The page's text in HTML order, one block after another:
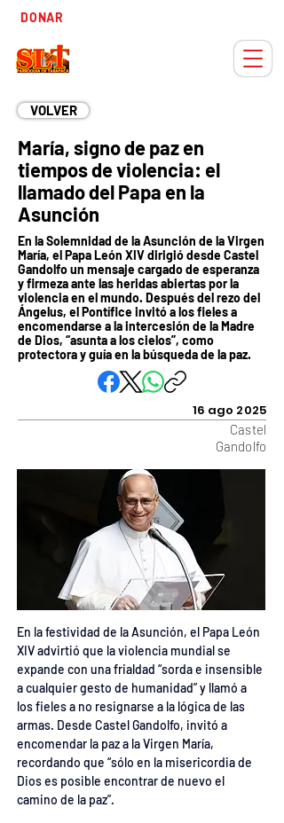
DONAR
VOLVER
María, signo de paz en
tiempos de violencia: el
llamado del Papa en la
Asunción
En la Solemnidad de la Asunción de la Virgen
María, el Papa León XIV dirigió desde Castel
Gandolfo un mensaje cargado de esperanza
y firmeza ante las heridas abiertas por la
violencia en el mundo. Después del rezo del
Ángelus, el Pontífice invitó a los fieles a
encomendarse a la intercesión de la Madre
de Dios, “asunta a los cielos”, como
protectora y guía en la búsqueda de la paz.
16 ago 2025
Castel
Gandolfo
En la festividad de la Asunción, el Papa León
XIV advirtió que la violencia mundial se
expande con una frialdad “sorda e insensible
a cualquier gesto de humanidad” y llamó a
los fieles a no resignarse a la lógica de las
armas. Desde Castel Gandolfo, invitó a
encomendar la paz a la Virgen María,
recordando que “sólo en la misericordia de
Dios es posible encontrar de nuevo el
camino de la paz”.